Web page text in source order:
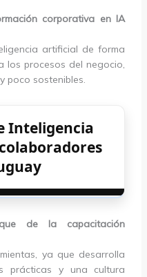
corporativa en IA
artificial de forma
los procesos del negocio,
poco sostenibles.
Inteligencia
de la capacitación
ya que desarrolla
prácticas y una cultura